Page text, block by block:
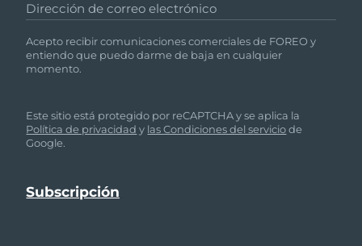
Dirección de correo electrónico
Acepto recibir comunicaciones comerciales de FOREO y
entiendo que puedo darme de baja en cualquier
momento.
Este sitio está protegido por reCAPTCHA y se aplica la
Política de privacidad y las Condiciones del serviciode
Google.